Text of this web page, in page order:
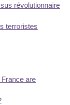
révolutionnaire
terroristes
are